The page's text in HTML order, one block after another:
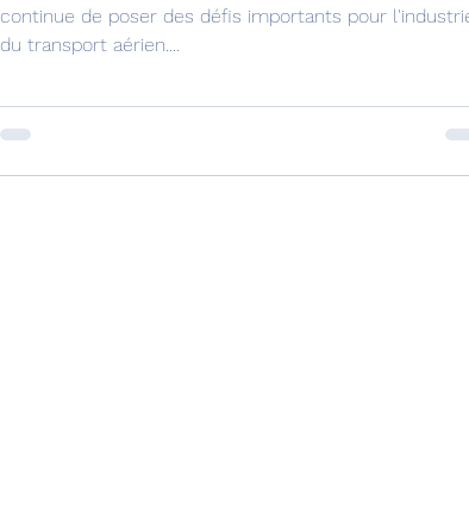
continue de poser des défis importants pour
du transport aérien....